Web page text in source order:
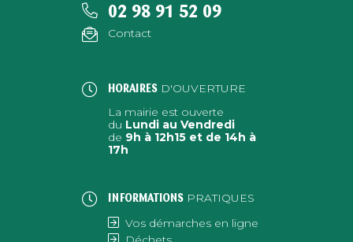
02 98 91 52 09
Contact
HORAIRES D'OUVERTURE
La mairie est ouverte
du Lundi au Vendredi
de 9h à 12h15 et de 14h à
17h
INFORMATIONS PRATIQUES
Vos démarches en ligne